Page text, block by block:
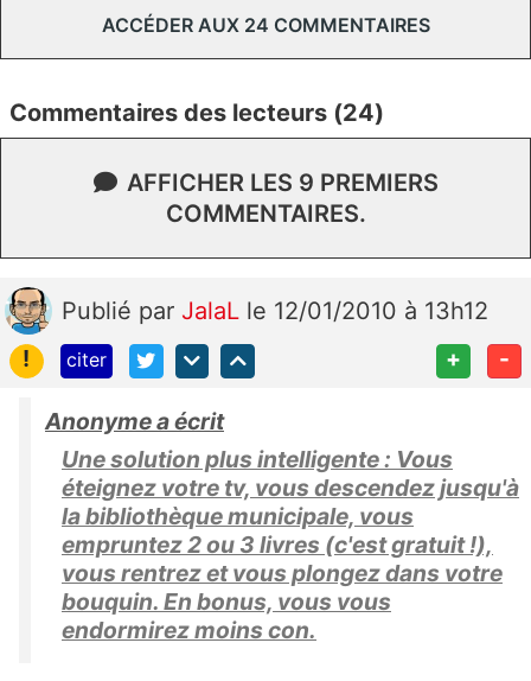
ACCÉDER AUX 24 COMMENTAIRES
Commentaires des lecteurs (24)
AFFICHER LES 9 PREMIERS
COMMENTAIRES.
Publié par JalaL le 12/01/2010 à 13h12
!
citer + -
Anonyme a écrit
Une solution plus intelligente : Vous
éteignez votre tv, vous descendez jusqu'à
la bibliothèque municipale, vous
empruntez 2 ou 3 livres (c'est gratuit !),
vous rentrez et vous plongez dans votre
bouquin. En bonus, vous vous
endormirez moins con.